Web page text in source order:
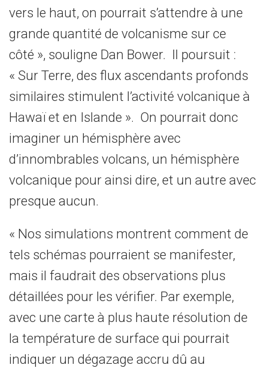
vers le haut, on pourrait s’attendre à une
grande quantité de volcanisme sur ce
côté », souligne Dan Bower. Il poursuit :
« Sur Terre, des flux ascendants profonds
similaires stimulent l’activité volcanique à
Hawaï et en Islande ». On pourrait donc
imaginer un hémisphère avec
d’innombrables volcans, un hémisphère
volcanique pour ainsi dire, et un autre avec
presque aucun.
« Nos simulations montrent comment de
tels schémas pourraient se manifester,
mais il faudrait des observations plus
détaillées pour les vérifier. Par exemple,
avec une carte à plus haute résolution de
la température de surface qui pourrait
indiquer un dégazage accru dû au